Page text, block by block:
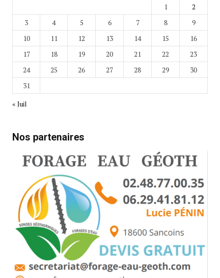
1
2
3
4 5 6 7 8
9
10
11 12 13 14 15
16
17
18 19 20 21 22
23
24
25 26 27 28 29
30
31
« Juil
Nos partenaires